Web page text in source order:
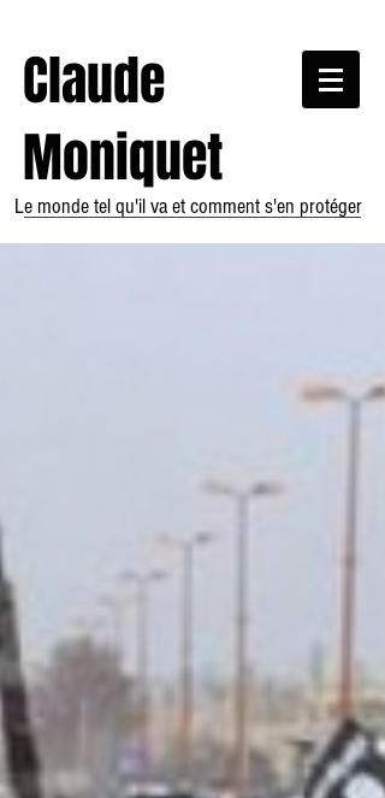
Claude
Moniquet
Le monde tel qu'il va et comment s'en protéger